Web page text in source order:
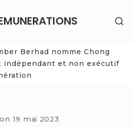
Berhad nomme Chong
indépendant et non exécutif
on 19 mai 2023